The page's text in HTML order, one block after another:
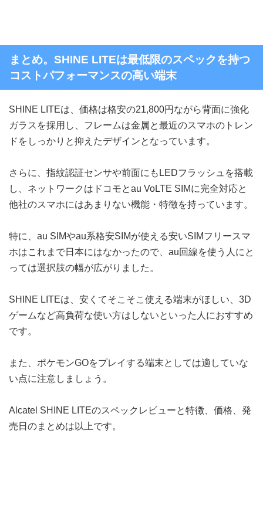
まとめ。SHINE LITEは最低限のスペックを持つ
コストパフォーマンスの高い端末
SHINE LITEは、価格は格安の21,800円ながら背面に強化
ガラスを採用し、フレームは金属と最近のスマホのトレン
ドをしっかりと抑えたデザインとなっています。
さらに、指紋認証センサや前面にもLEDフラッシュを搭載
し、ネットワークはドコモとau VoLTE SIMに完全対応と
他社のスマホにはあまりない機能・特徴を持っています。
特に、au SIMやau系格安SIMが使える安いSIMフリースマ
ホはこれまで日本にはなかったので、au回線を使う人にと
っては選択肢の幅が広がりました。
SHINE LITEは、安くてそこそこ使える端末がほしい、3D
ゲームなど高負荷な使い方はしないといった人におすすめ
です。
また、ポケモンGOをプレイする端末としては適していな
い点に注意しましょう。
Alcatel SHINE LITEのスペックレビューと特徴、価格、発
売日のまとめは以上です。